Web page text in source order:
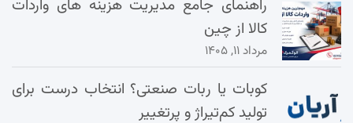
راهنمای جامع مدیریت هزینه‌ های واردات
کالا از چین
مرداد ۱۱, ۱۴۰۵
کوبات یا ربات صنعتی؟ انتخاب درست برای
تولید کم‌تیراژ و پرتغییر